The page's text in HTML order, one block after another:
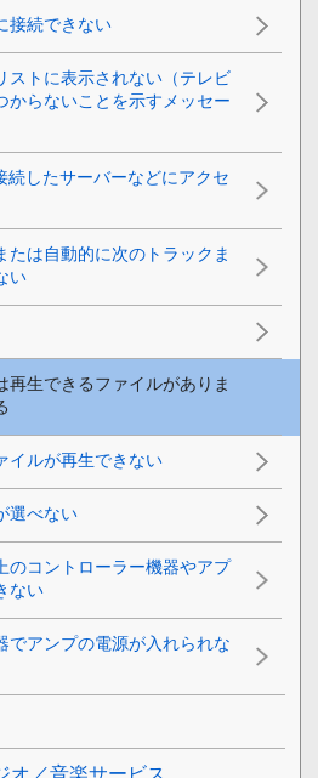
接続できない
ストに表示されない（テレビ
からないことを示すメッセー
続したサーバーなどにアクセ
たは自動的に次のトラックま
い
再生できるファイルがありま
イルが再生できない
選べない
のコントローラー機器やアプ
ない
でアンプの電源が入れられな
オ／音楽サービス